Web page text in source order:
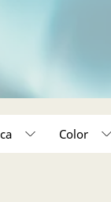
Color